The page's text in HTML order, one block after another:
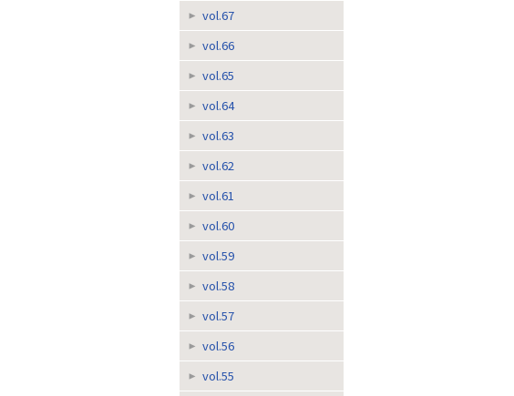
vol.67
vol.66
vol.65
vol.64
vol.63
vol.62
vol.61
vol.60
vol.59
vol.58
vol.57
vol.56
vol.55